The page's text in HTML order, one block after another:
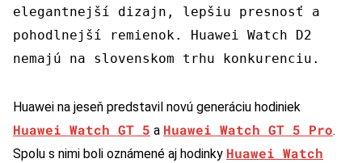
elegantnejší dizajn, lepšiu presnosť a
pohodlnejší remienok. Huawei Watch D2
nemajú na slovenskom trhu konkurenciu.
Huawei na jeseň predstavil novú generáciu hodiniek
Huawei Watch GT 5 a Huawei Watch GT 5 Pro.
Spolu s nimi boli oznámené aj hodinky Huawei Watch